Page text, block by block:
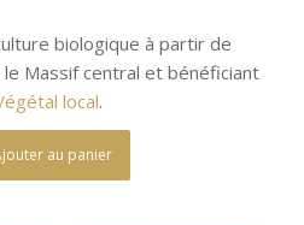
biologique à partir de
Massif central et bénéficiant
local.
au panier